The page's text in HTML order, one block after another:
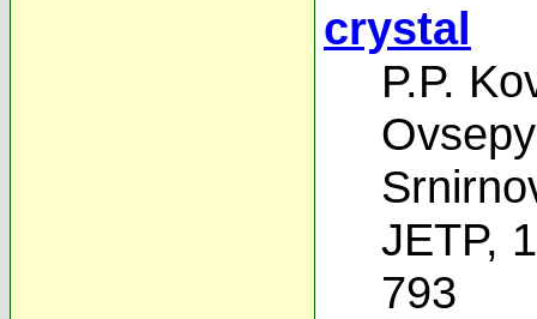
crystal
P.P.
JETP,
793